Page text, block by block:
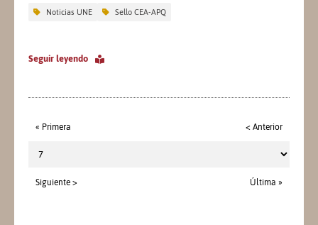
Noticias UNE Sello CEA-APQ
Seguir leyendo
« Primera < Anterior
Siguiente > Última »